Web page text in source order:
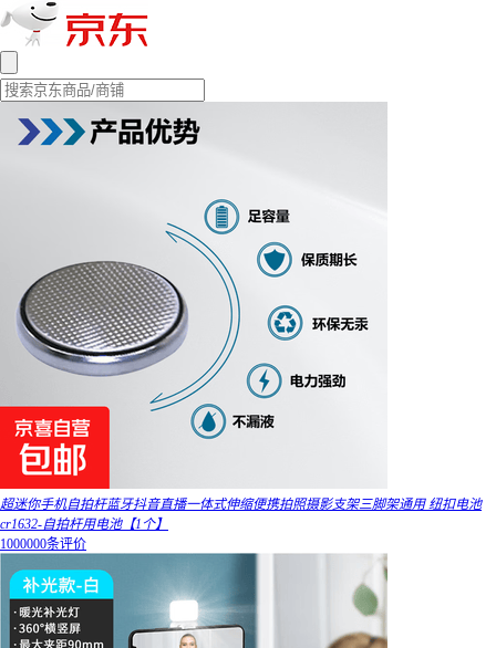
超迷你手机自拍杆蓝牙抖音直播一体式伸缩便携拍照摄影支架三脚架通用 纽扣电池
cr1632-自拍杆用电池【1个】
1000000条评价